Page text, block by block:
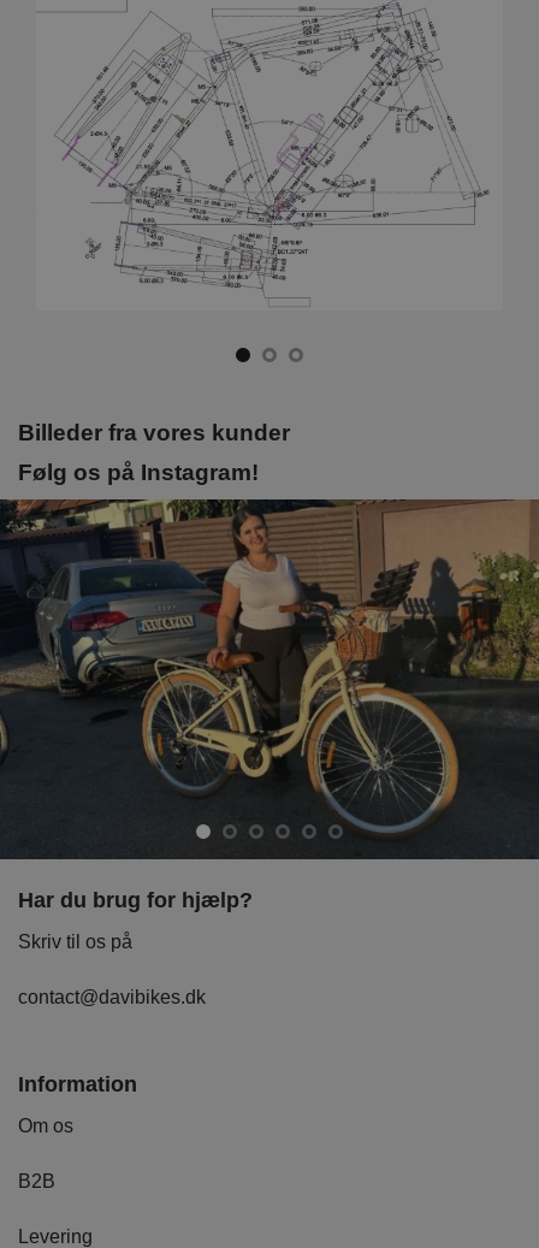
Billeder fra vores kunder
Følg os på Instagram!
Har du brug for hjælp?
Skriv til os på
contact@davibikes.dk
Information
Om os
B2B
Levering